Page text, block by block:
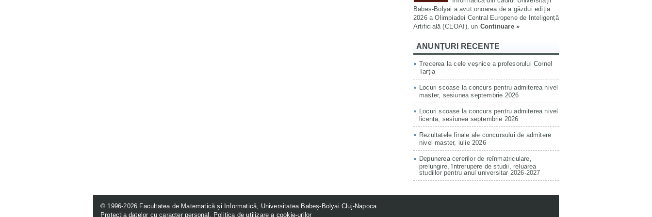
Babeș-Bolyai a avut onoarea de a găzdui ediția
2026 a Olimpiadei Central Europene de Inteligență
Artificială (CEOAI), un Continuare »
ANUNŢURI RECENTE
Trecerea la cele veșnice a profesorului Cornel
Tarția
Locuri scoase la concurs pentru admiterea nivel
master, sesiunea septembrie 2026
Locuri scoase la concurs pentru admiterea nivel
licenta, sesiunea septembrie 2026
Rezultatele finale ale concursului de admitere
nivel master, iulie 2026
Depunerea cererilor de reînmatriculare,
prelungire, întrerupere de studii, reluarea
studiilor pentru anul universitar 2026-2027
© 1996-2026 Facultatea de Matematică și Informatică, Universitatea Babeș-Bolyai Cluj-Napoca
Protecția datelor cu caracter personal . Politica de utilizare a cookie-urilor